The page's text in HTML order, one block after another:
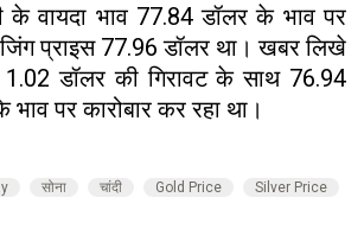
के वायदा भाव 77.84 डॉलर के भाव पर
प्राइस 77.96 डॉलर था। खबर लिखे
डॉलर की गिरावट के साथ 76.94
पर कारोबार कर रहा था।
सोना चांदी Gold Price
Silver Price